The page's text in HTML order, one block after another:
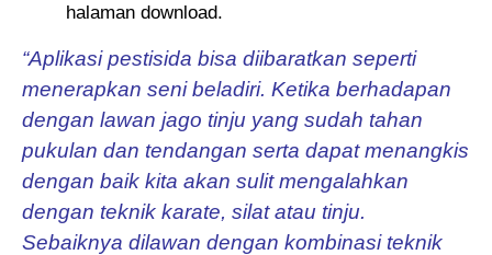
halaman download.
“Aplikasi pestisida bisa diibaratkan seperti
menerapkan seni beladiri. Ketika berhadapan
dengan lawan jago tinju yang sudah tahan
pukulan dan tendangan serta dapat menangkis
dengan baik kita akan sulit mengalahkan
dengan teknik karate, silat atau tinju.
Sebaiknya dilawan dengan kombinasi teknik